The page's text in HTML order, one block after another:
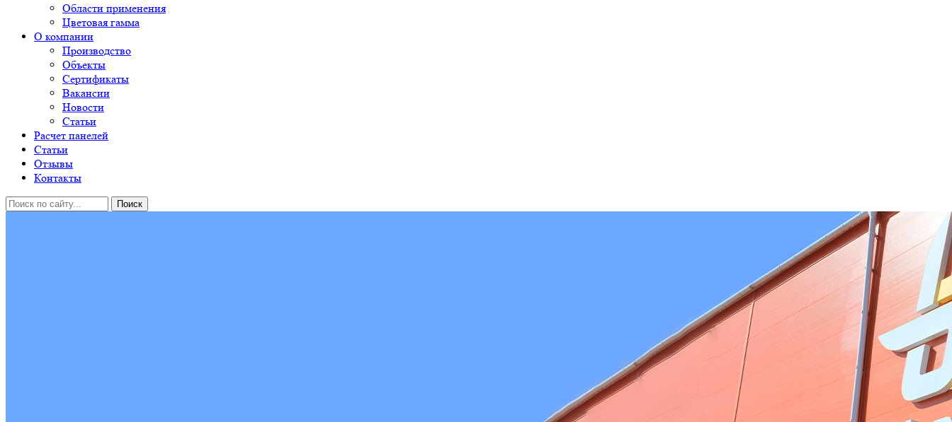
Области применения
Цветовая гамма
О компании
Производство
Объекты
Сертификаты
Вакансии
Новости
Статьи
Расчет панелей
Статьи
Отзывы
Контакты